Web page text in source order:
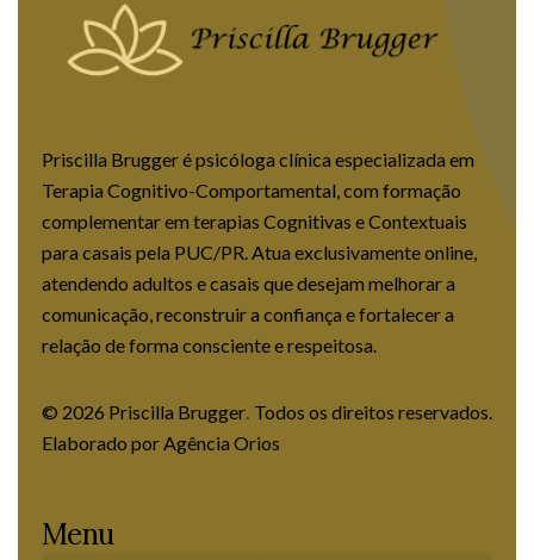
Priscilla Brugger é psicóloga clínica especializada em
Terapia Cognitivo-Comportamental, com formação
complementar em terapias Cognitivas e Contextuais
para casais pela PUC/PR. Atua exclusivamente online,
atendendo adultos e casais que desejam melhorar a
comunicação, reconstruir a confiança e fortalecer a
relação de forma consciente e respeitosa.
© 2026 Priscilla Brugger. Todos os direitos reservados.
Elaborado porAgência Orios
Menu